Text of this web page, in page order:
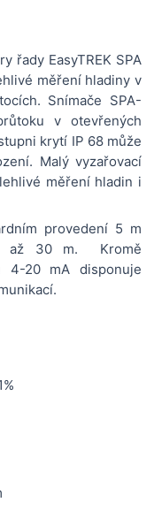
řady EasyTREK SPA
měření hladiny v
Snímače SPA-
v otevřených
krytí IP 68 může
Malý vyzařovací
měření hladin i
provedení 5 m
až 30 m. Kromě
4-20 mA disponuje